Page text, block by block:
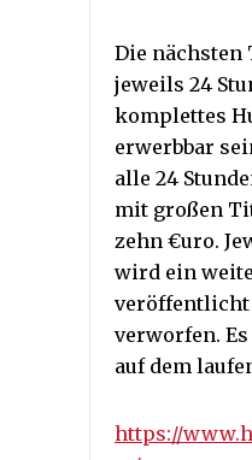
Die nächsten
jeweils 24
komplettes
erwerbbar
alle 24
mit großen
zehn €uro.
wird ein
veröffentlicht
verworfen.
auf dem
https://